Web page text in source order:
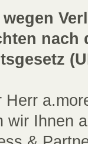
nach
Herr
wir Ihnen